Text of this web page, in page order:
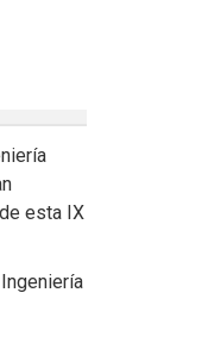
esta IX